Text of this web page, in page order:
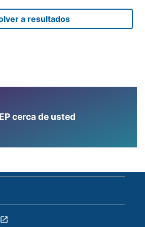
a resultados
cerca de usted